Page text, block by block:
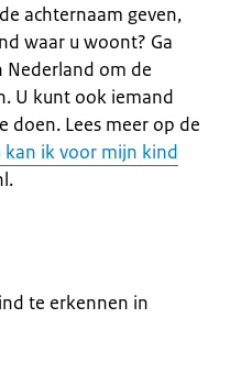
achternaam geven,
waar u woont? Ga
Nederland om de
U kunt ook iemand
doen. Lees meer op de
kan ik voor mijn kind
te erkennen in